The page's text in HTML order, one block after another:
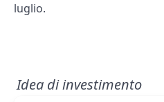
luglio.
Idea di investimento